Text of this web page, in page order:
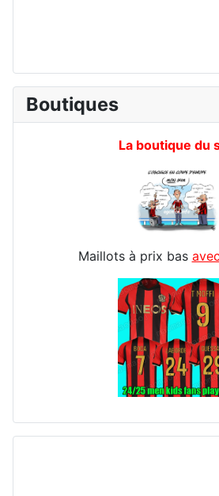
Boutiques
La boutique du
Maillots à prix bas